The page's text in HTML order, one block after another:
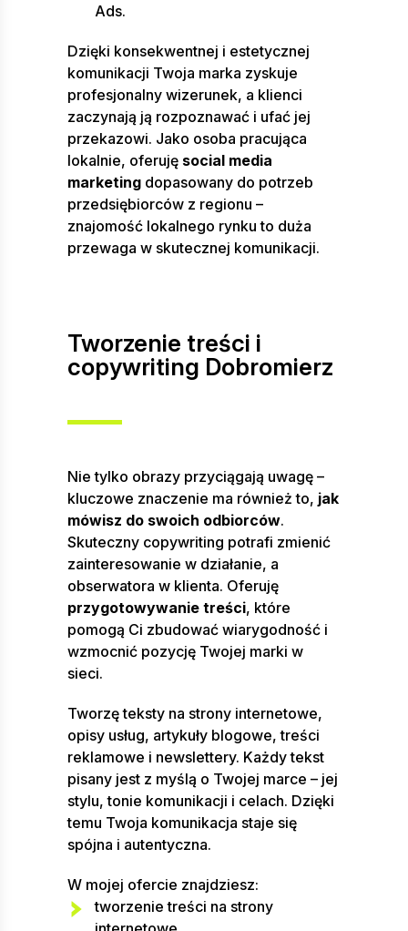
Ads.
Dzięki konsekwentnej i estetycznej
komunikacji Twoja marka zyskuje
profesjonalny wizerunek, a klienci
zaczynają ją rozpoznawać i ufać jej
przekazowi. Jako osoba pracująca
lokalnie, oferuję social media
marketing dopasowany do potrzeb
przedsiębiorców z regionu –
znajomość lokalnego rynku to duża
przewaga w skutecznej komunikacji.
Tworzenie treści i
copywriting Dobromierz
Nie tylko obrazy przyciągają uwagę –
kluczowe znaczenie ma również to, jak
mówisz do swoich odbiorców.
Skuteczny copywriting potrafi zmienić
zainteresowanie w działanie, a
obserwatora w klienta. Oferuję
przygotowywanie treści, które
pomogą Ci zbudować wiarygodność i
wzmocnić pozycję Twojej marki w
sieci.
Tworzę teksty na strony internetowe,
opisy usług, artykuły blogowe, treści
reklamowe i newslettery. Każdy tekst
pisany jest z myślą o Twojej marce – jej
stylu, tonie komunikacji i celach. Dzięki
temu Twoja komunikacja staje się
spójna i autentyczna.
W mojej ofercie znajdziesz:
tworzenie treści na strony